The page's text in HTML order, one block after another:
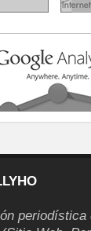
periodística